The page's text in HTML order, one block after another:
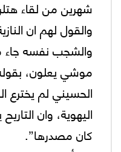
شهرين من لقاء
والقول لهم ان
والشجب نفسه جاء
موشي يعلون،
الحسيني لم يخترع
اليهوية، وان
كان مصدرها”.